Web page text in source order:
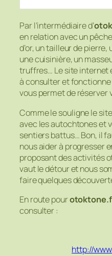
Par l’intermédiaire d’
en relation avec un
d’or, un tailleur de
une cuisinière, un
truffres… Le site internet
à consulter et
vous permet de
Comme le souligne le
avec les autochtones et
sentiers battus… Bon, il
nous aider à progresser
proposant des activités
vaut le détour et nous
faire quelques
En route pour
consulter :
http://